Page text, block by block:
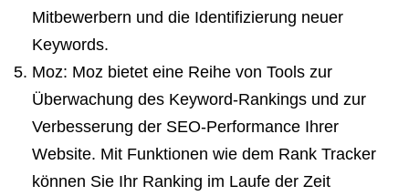
Mitbewerbern und die Identifizierung neuer
Keywords.
Moz: Moz bietet eine Reihe von Tools zur
Überwachung des Keyword-Rankings und zur
Verbesserung der SEO-Performance Ihrer
Website. Mit Funktionen wie dem Rank Tracker
können Sie Ihr Ranking im Laufe der Zeit